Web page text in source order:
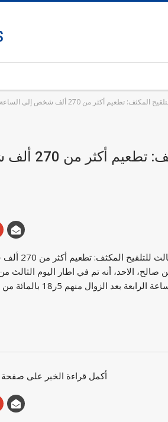
تطعيم أكثر من 270 ألف شخص إلى الساعة 16:00
اليوم
الاحد، أنه تم في اطار اليوم الثالث
أكمل قراءة الخبر على